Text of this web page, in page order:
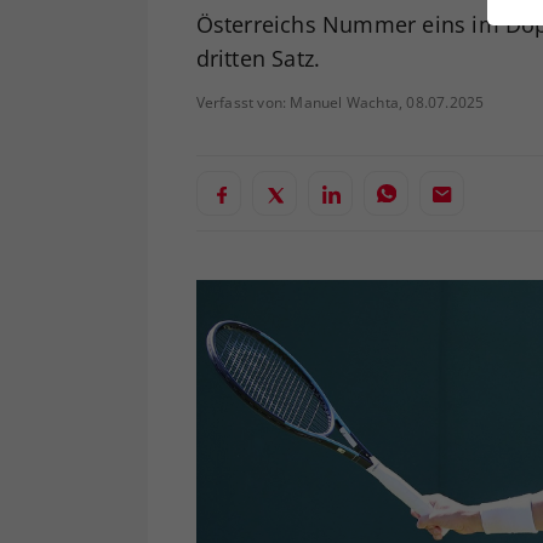
Österreichs Nummer eins im
dritten Satz.
Verfasst von: Manuel Wachta, 08.07.2025